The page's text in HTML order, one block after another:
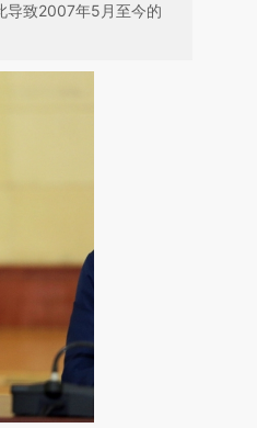
导致2007年5月至今的